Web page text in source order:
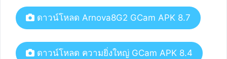
ดาวน์โหลด Arnova8G2 GCam APK 8.7
ดาวน์โหลด ความยิ่งใหญ่ GCam APK 8.4